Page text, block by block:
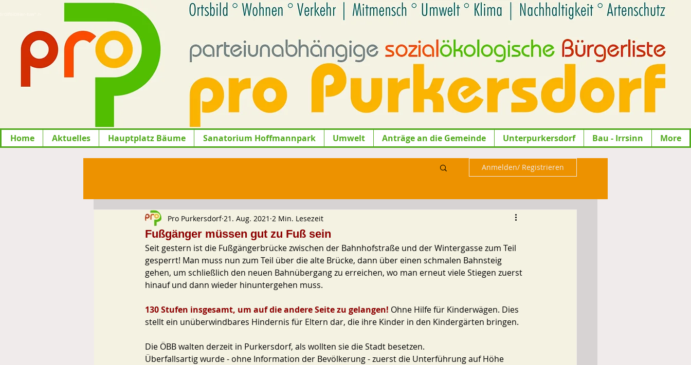
Home Aktuelles Hauptplatz Bäume Sanatorium Hoffmannpark Umwelt Anträge an die Gemeinde Unterpurkersdorf Bau - Irrsinn More
Anmelden/ Registrieren
Fußgänger müssen gut zu Fuß sein
Pro Purkersdorf 21. Aug. 2021 2 Min. Lesezeit
Seit gestern ist die Fußgängerbrücke zwischen der Bahnhofstraße und der Wintergasse zum Teil
gesperrt! Man muss nun zum Teil über die alte Brücke, dann über einen schmalen Bahnsteig
gehen, um schließlich den neuen Bahnübergang zu erreichen, wo man erneut viele Stiegen zuerst
hinauf und dann wieder hinuntergehen muss.
130 Stufen insgesamt, um auf die andere Seite zu gelangen! Ohne Hilfe für Kinderwägen. Dies
stellt ein unüberwindbares Hindernis für Eltern dar, die ihre Kinder in den Kindergärten bringen.
Die ÖBB walten derzeit in Purkersdorf, als wollten sie die Stadt besetzen.
Überfallsartig wurde - ohne Information der Bevölkerung - zuerst die Unterführung auf Höhe